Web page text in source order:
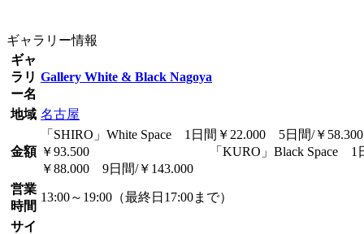
ギャラリー情報
ギャ
ラリ
ー名
Gallery White & Black Nagoya
地域 名古屋
金額
「SHIRO」White Space 1日間￥22.000 5日間/￥
￥93.500 「KURO」Black Space 1日間
￥88.000 9日間/￥143.000
営業
時間
13:00～19:00（最終日17:00まで）
サイ